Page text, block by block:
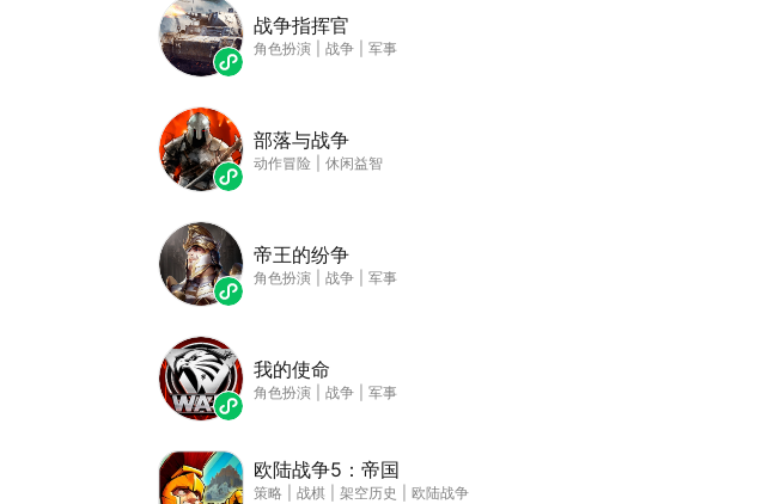
战争指挥官
角色扮演 战争 军事
部落与战争
动作冒险 休闲益智
帝王的纷争
角色扮演 战争 军事
我的使命
角色扮演 战争 军事
欧陆战争5：帝国
策略 战棋 架空历史
欧陆战争